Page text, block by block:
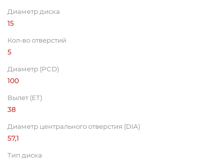
Диаметр диска
15
Кол-во отверстий
5
Диаметр (PCD)
100
Вылет (ET)
38
Диаметр центрального отверстия (DIA)
57,1
Тип диска